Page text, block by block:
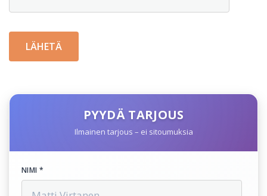
PYYDÄ TARJOUS
Ilmainen tarjous – ei sitoumuksia
NIMI *